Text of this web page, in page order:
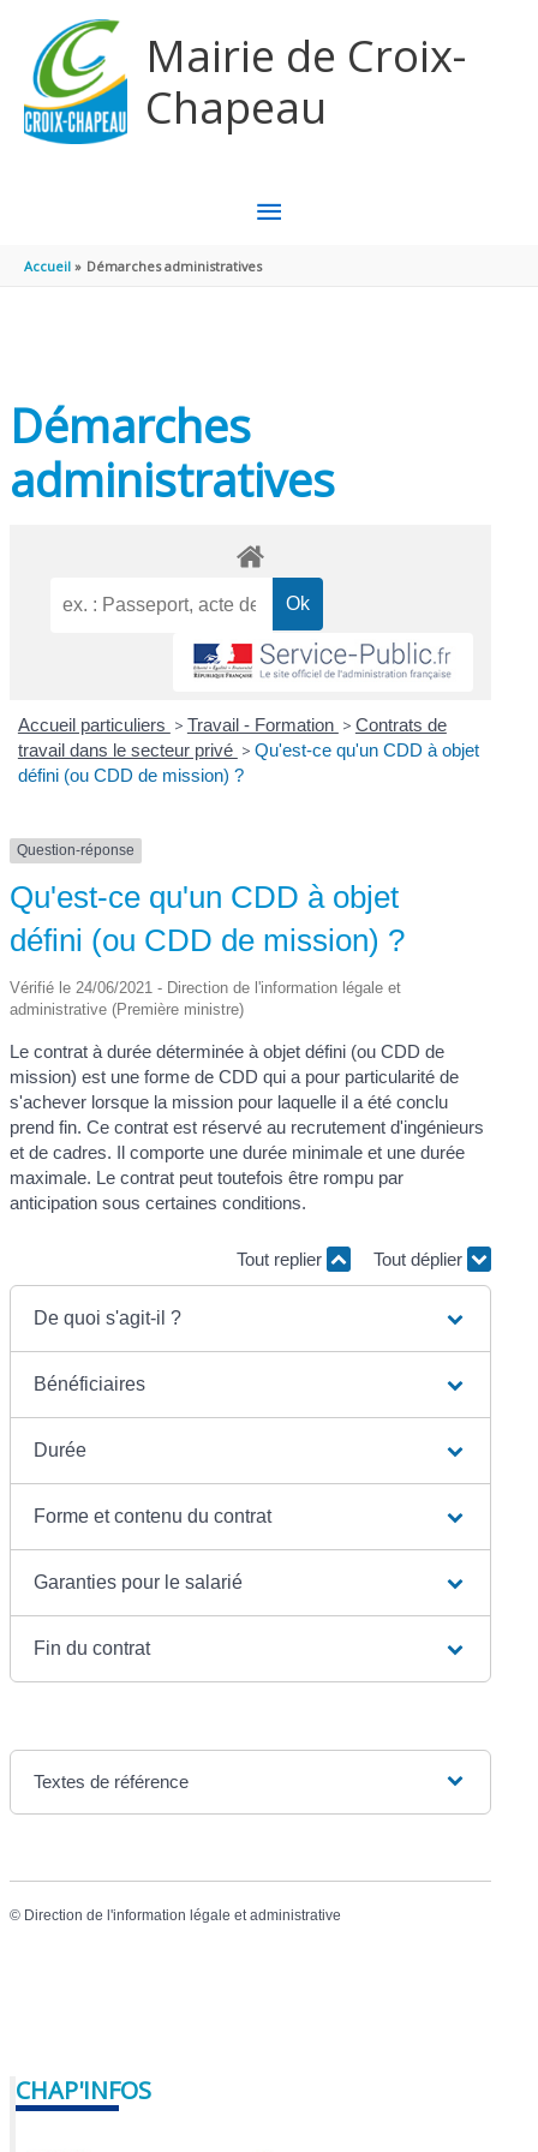
Mairie de Croix-
Chapeau
MENU
PRINCIPAL
Accueil Démarches administratives
Démarches
administratives
Accueil particuliers > Travail - Formation > Contrats de
travail dans le secteur privé > Qu'est-ce qu'un CDD à objet
défini (ou CDD de mission) ?
Question-réponse
Qu'est-ce qu'un CDD à objet
défini (ou CDD de mission) ?
Vérifié le 24/06/2021 - Direction de l'information légale et
administrative (Première ministre)
Le contrat à durée déterminée à objet défini (ou CDD de
mission) est une forme de CDD qui a pour particularité de
s'achever lorsque la mission pour laquelle il a été conclu
prend fin. Ce contrat est réservé au recrutement d'ingénieurs
et de cadres. Il comporte une durée minimale et une durée
maximale. Le contrat peut toutefois être rompu par
anticipation sous certaines conditions.
Tout replier Tout déplier
De quoi s'agit-il ?
Bénéficiaires
Durée
Forme et contenu du contrat
Garanties pour le salarié
Fin du contrat
Textes de référence
© Direction de l'information légale et administrative
CHAP'INFOS